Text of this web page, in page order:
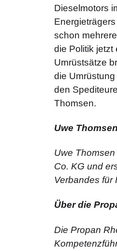
Dieselmotors
schon
die Politik jetzt
Umrüstsätze
die
den
Thomsen.
Uwe Thomsen
Uwe
Co. KG und
Verbandes für
Über die
Die Propan